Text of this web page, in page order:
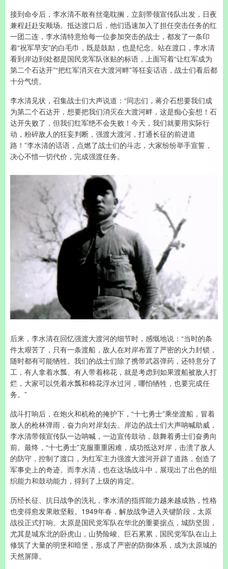
接到命令后，李水清不敢有丝毫耽搁，立刻带领宣传队出发，日夜
兼程赶赴安顺场。抵达渡口后，他们迅速加入了担任突击任务的红
一团二连，李水清特意给每一位参加突击的战士，都发了一条印
着“祝军早安”的白毛巾，既是鼓励，也是纪念。站在渡口，李水清
看到岸边到处都是国民党军队张贴的标语，上面写着“让红军成为
第二个石达开”“把红军消灭在大渡河畔”等狂妄话语，战士们看后都
十分气愤。
李水清见状，召集战士们大声说道：“同志们，蒋介石想要我们成
为第二个石达开，想要把我们消灭在大渡河畔，这是痴心妄想！石
达开失败了，但我们红军绝不会失败！今天，我们就要用实际行
动，粉碎敌人的狂妄判断，强渡大渡河，打通长征的前进道
路！”李水清的话语，点燃了战士们的斗志，大家纷纷举手宣誓，
决心不惜一切代价，完成强渡任务。
后来，李水清在回忆强渡大渡河的细节时，感慨地说：“当时的条
件太艰苦了，只有一条渡船，敌人在对岸布置了严密的火力封锁，
随时都有可能牺牲。我们的战士们除了携带武器弹药，还特意分了
工，有人拿着水瓢、有人带着棉花，就是考虑到如果渡船被敌人打
烂，大家可以凭着水瓢和棉花浮水过河，哪怕牺牲，也要完成任
务。”
战斗打响后，在炮火和机枪的掩护下，“十七勇士”乘坐渡船，冒着
敌人的枪林弹雨，奋力向对岸划去。岸边的战士们大声呐喊助威，
李水清带领宣传队一边呐喊，一边宣传鼓动，鼓舞着勇士们奋勇向
前。最终，“十七勇士”克服重重困难，成功抵达对岸，击溃了敌人
的防守，控制了渡口，为红军主力强渡大渡河开辟了道路，创造了
军事史上的奇迹。而李水清，也在这场战斗中，展现出了出色的组
织能力和鼓动能力，得到了上级的肯定。
历经长征、抗日战争的洗礼，李水清的指挥能力越来越成熟，性格
也变得愈发果敢坚毅。1949年春，解放战争进入关键阶段，太原
战役正式打响。太原是国民党军队在华北的重要据点，城防坚固，
尤其是城东北的卧虎山，山势险峻、巨石累累，国民党军队在山上
修筑了大量的明堡和暗堡，形成了严密的防御体系，成为太原城的
天然屏障。